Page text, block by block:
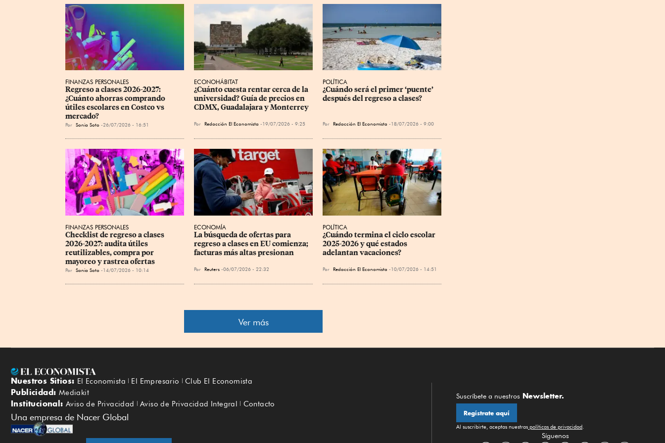
FINANZAS PERSONALES
Regreso a clases 2026-2027:
¿Cuánto ahorras comprando
útiles escolares en Costco vs
mercado?
Por Sonia Soto 26/07/2026 - 16:51
ECONOHÁBITAT
¿Cuánto cuesta rentar cerca de la
universidad? Guía de precios en
CDMX, Guadalajara y Monterrey
Por Redacción El Economista 19/07/2026 - 9:25
POLÍTICA
¿Cuándo será el primer ‘puente’
después del regreso a clases?
Por Redacción El Economista 18/07/2026 - 9:00
FINANZAS PERSONALES
Checklist de regreso a clases
2026-2027: audita útiles
reutilizables, compra por
mayoreo y rastrea ofertas
Por Sonia Soto 14/07/2026 - 10:14
ECONOMÍA
La búsqueda de ofertas para
regreso a clases en EU comienza;
facturas más altas presionan
Por Reuters 06/07/2026 - 22:32
POLÍTICA
¿Cuándo termina el ciclo escolar
2025-2026 y qué estados
adelantan vacaciones?
Por Redacción El Economista 10/07/2026 - 14:51
Ver más
Nuestros Sitios: El Economista El Empresario Club El Economista
Publicidad: Mediakit
Institucional: Aviso de Privacidad Aviso de Privacidad Integral Contacto
Una empresa de Nacer Global
Suscríbete a nuestros Newsletter.
Regístrate aquí
Al suscribirte, aceptas nuestras políticas de privacidad
Síguenos